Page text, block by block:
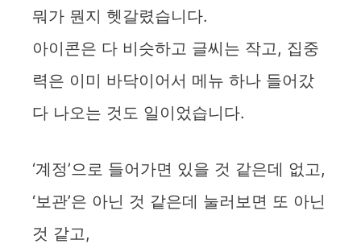
뭐가 뭔지 헷갈렸습니다.
아이콘은 다 비슷하고 글씨는 작고, 집중
력은 이미 바닥이어서 메뉴 하나 들어갔
다 나오는 것도 일이었습니다.
‘계정’으로 들어가면 있을 것 같은데 없고,
‘보관’은 아닌 것 같은데 눌러보면 또 아닌
것 같고,